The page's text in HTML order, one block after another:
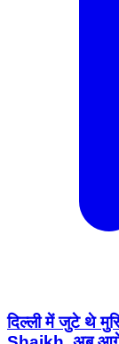
दिल्ली में जुटे थे